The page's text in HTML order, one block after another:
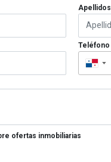
Apellidos
Teléfono
▼
ofertas inmobiliarias